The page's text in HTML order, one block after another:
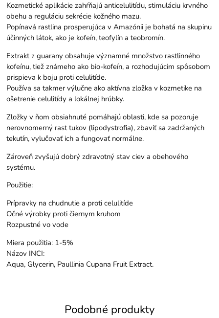
Kozmetické aplikácie zahŕňajú anticelulitídu, stimuláciu krvného
obehu a reguláciu sekrécie kožného mazu.
Popínavá rastlina prosperujúca v Amazónii je bohatá na skupinu
účinných látok, ako je kofeín, teofylín a teobromín.
Extrakt z guarany obsahuje významné množstvo rastlinného
kofeínu, tiež známeho ako bio-kofeín, a rozhodujúcim spôsobom
prispieva k boju proti celulitíde.
Používa sa takmer výlučne ako aktívna zložka v kozmetike na
ošetrenie celulitídy a lokálnej hrúbky.
Zložky v ňom obsiahnuté pomáhajú oblasti, kde sa pozoruje
nerovnomerný rast tukov (lipodystrofia), zbaviť sa zadržaných
tekutín, vylučovať ich a fungovať normálne.
Zároveň zvyšujú dobrý zdravotný stav ciev a obehového
systému.
Použitie:
Prípravky na chudnutie a proti celulitíde
Očné výrobky proti čiernym kruhom
Rozpustné vo vode
Miera použitia: 1-5%
Názov INCI:
Aqua, Glycerin, Paullinia Cupana Fruit Extract.
Podobné produkty